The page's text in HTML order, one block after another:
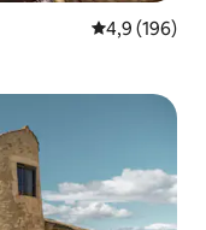
Évaluation
4,9 (196)